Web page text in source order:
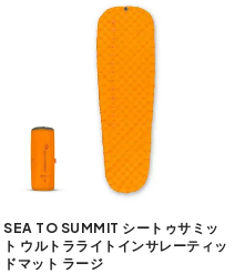
SEA TO SUMMIT シートゥサミッ
ト ウルトラライトインサレーティッ
ドマット ラージ